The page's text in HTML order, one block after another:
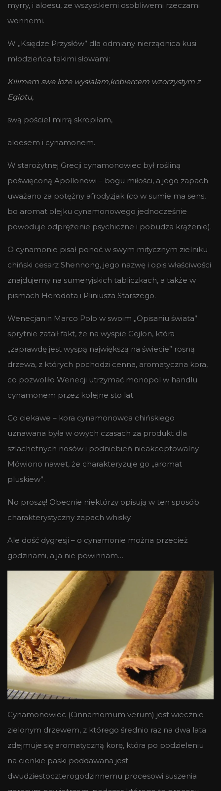
myrry, i aloesu, ze wszystkiemi osobliwemi rzeczami
wonnemi.
W „Księdze Przysłów” dla odmiany nierządnica kusi
młodzieńca takimi słowami:
Kilimem swe łoże wysłałam,kobiercem wzorzystym z
Egiptu,
swą pościel mirrą skropiłam,
aloesem i cynamonem.
W starożytnej Grecji cynamonowiec był rośliną
poświęconą Apollonowi – bogu miłości, a jego zapach
uważano za potężny afrodyzjak (co w sumie ma sens,
bo aromat olejku cynamonowego jednocześnie
powoduje odprężenie psychiczne i pobudza krążenie).
O cynamonie pisał ponoć w swym mitycznym zielniku
chiński cesarz Shennong, jego nazwę i opis właściwości
znajdujemy na sumeryjskich tabliczkach, a także w
pismach Herodota i Pliniusza Starszego.
Wenecjanin Marco Polo w swoim „Opisaniu świata”
sprytnie zataił fakt, że na wyspie Cejlon, która
„zaprawdę jest wyspą największą na świecie” rosną
drzewa, z których pochodzi cenna, aromatyczna kora,
co pozwoliło Wenecji utrzymać monopol w handlu
cynamonem przez kolejne sto lat.
Co ciekawe – kora cynamonowca chińskiego
uznawana była w owych czasach za produkt dla
szlachetnych nosów i podniebień nieakceptowalny.
Mówiono nawet, że charakteryzuje go „aromat
pluskiew”.
No proszę! Obecnie niektórzy opisują w ten sposób
charakterystyczny zapach whisky.
Ale dość dygresji – o cynamonie można przecież
godzinami, a ja nie powinnam…
Cynamonowiec (Cinnamomum verum) jest wiecznie
zielonym drzewem, z którego średnio raz na dwa lata
zdejmuje się aromatyczną korę, która po podzieleniu
na cienkie paski poddawana jest
dwudziestoczterogodzinnemu procesowi suszenia